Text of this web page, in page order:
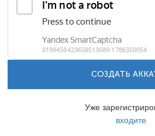
СОЗДАТЬ
Уже
входите